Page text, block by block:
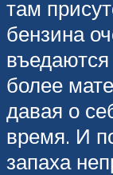
там
бензина
более
давая о
время. И
запаха